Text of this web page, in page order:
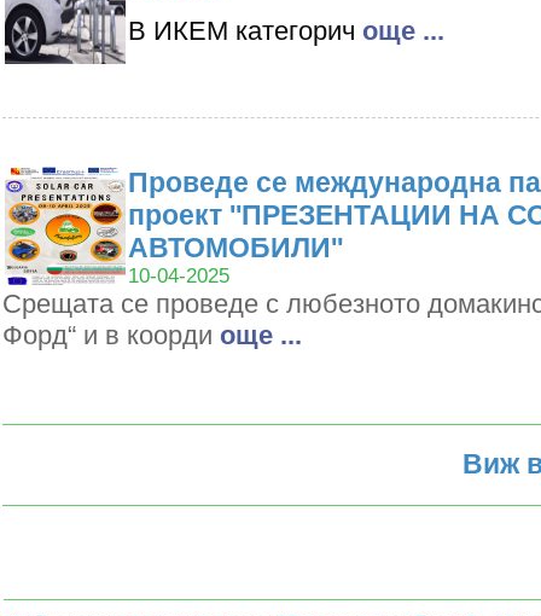
В ИКЕМ категорич oще ...
Проведе се международна
проект ''ПРЕЗЕНТАЦИИ НА
АВТОМОБИЛИ''
10-04-2025
Срещата се проведе с любезното
Форд“ и в коорди oще ...
Виж